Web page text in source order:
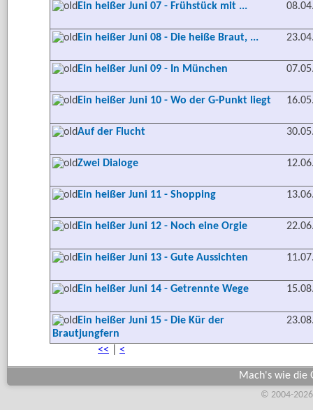
Ein heißer Juni 07 - Frühstück mit ...
Ein heißer Juni 08 - Die heiße Braut, ...
Ein heißer Juni 09 - In München
Ein heißer Juni 10 - Wo der G-Punkt liegt
Auf der Flucht
Zwei Dialoge
Ein heißer Juni 11 - Shopping
Ein heißer Juni 12 - Noch eine Orgie
Ein heißer Juni 13 - Gute Aussichten
Ein heißer Juni 14 - Getrennte Wege
Ein heißer Juni 15 - Die Kür der
Brautjungfern
<< <
Mach's wie die
© 2004-